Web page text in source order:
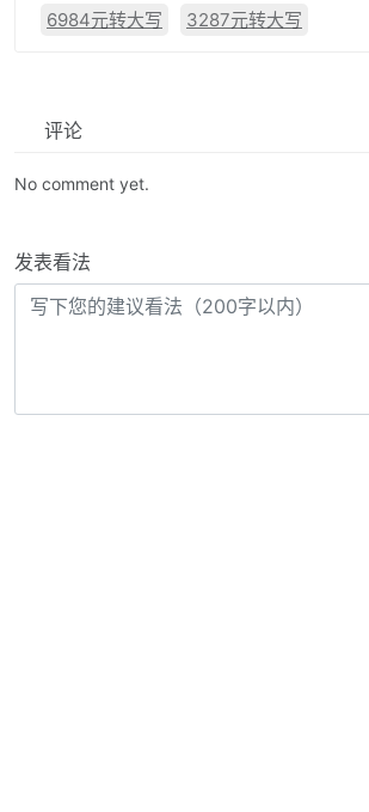
6984元转大写
3287元转大写
评论
No comment yet.
发表看法